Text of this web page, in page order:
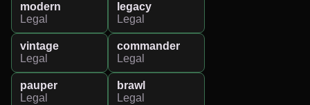
modern
Legal
legacy
Legal
vintage
Legal
commander
Legal
pauper
Legal
brawl
Legal